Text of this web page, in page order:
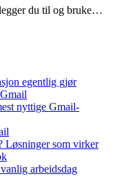
du til og bruke…
egentlig gjør
nyttige Gmail-
Løsninger som virker
arbeidsdag